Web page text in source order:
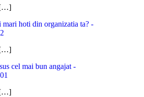
[…]
mari hoti din organizatia ta? -
[…]
cel mai bun angajat -
[…]